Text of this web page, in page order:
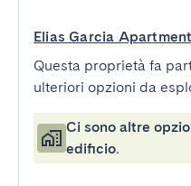
Elias Garcia
Questa proprietà fa
ulteriori opzioni da
Ci sono altre
edificio.